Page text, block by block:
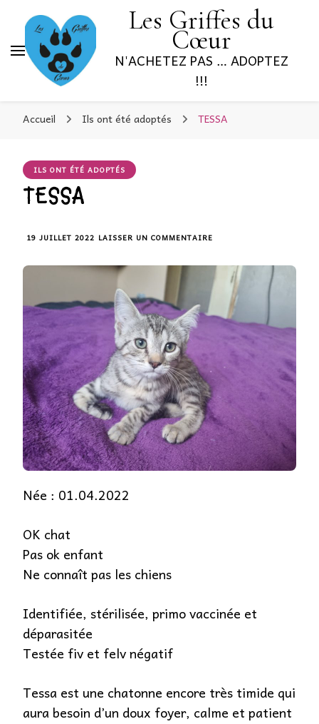
Les Griffes du
Cœur
N'ACHETEZ PAS … ADOPTEZ
!!!
Accueil Ils ont été adoptés TESSA
ILS ONT ÉTÉ ADOPTÉS
TESSA
19 JUILLET 2022 LAISSER UN COMMENTAIRE
Née : 01.04.2022
OK chat
Pas ok enfant
Ne connaît pas les chiens
Identifiée, stérilisée, primo vaccinée et
déparasitée
Testée fiv et felv négatif
Tessa est une chatonne encore très timide qui
aura besoin d’un doux foyer, calme et patient